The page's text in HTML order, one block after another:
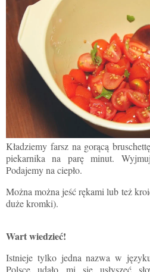
Kładziemy farsz na gorącą
piekarnika na parę minut.
Podajemy na ciepło.
Możnamożna jeść rękami lub też
duże kromki).
Wart wiedzieć!
Istnieje tylko jedna nazwa w
Polsce udało mi się usłyszeć